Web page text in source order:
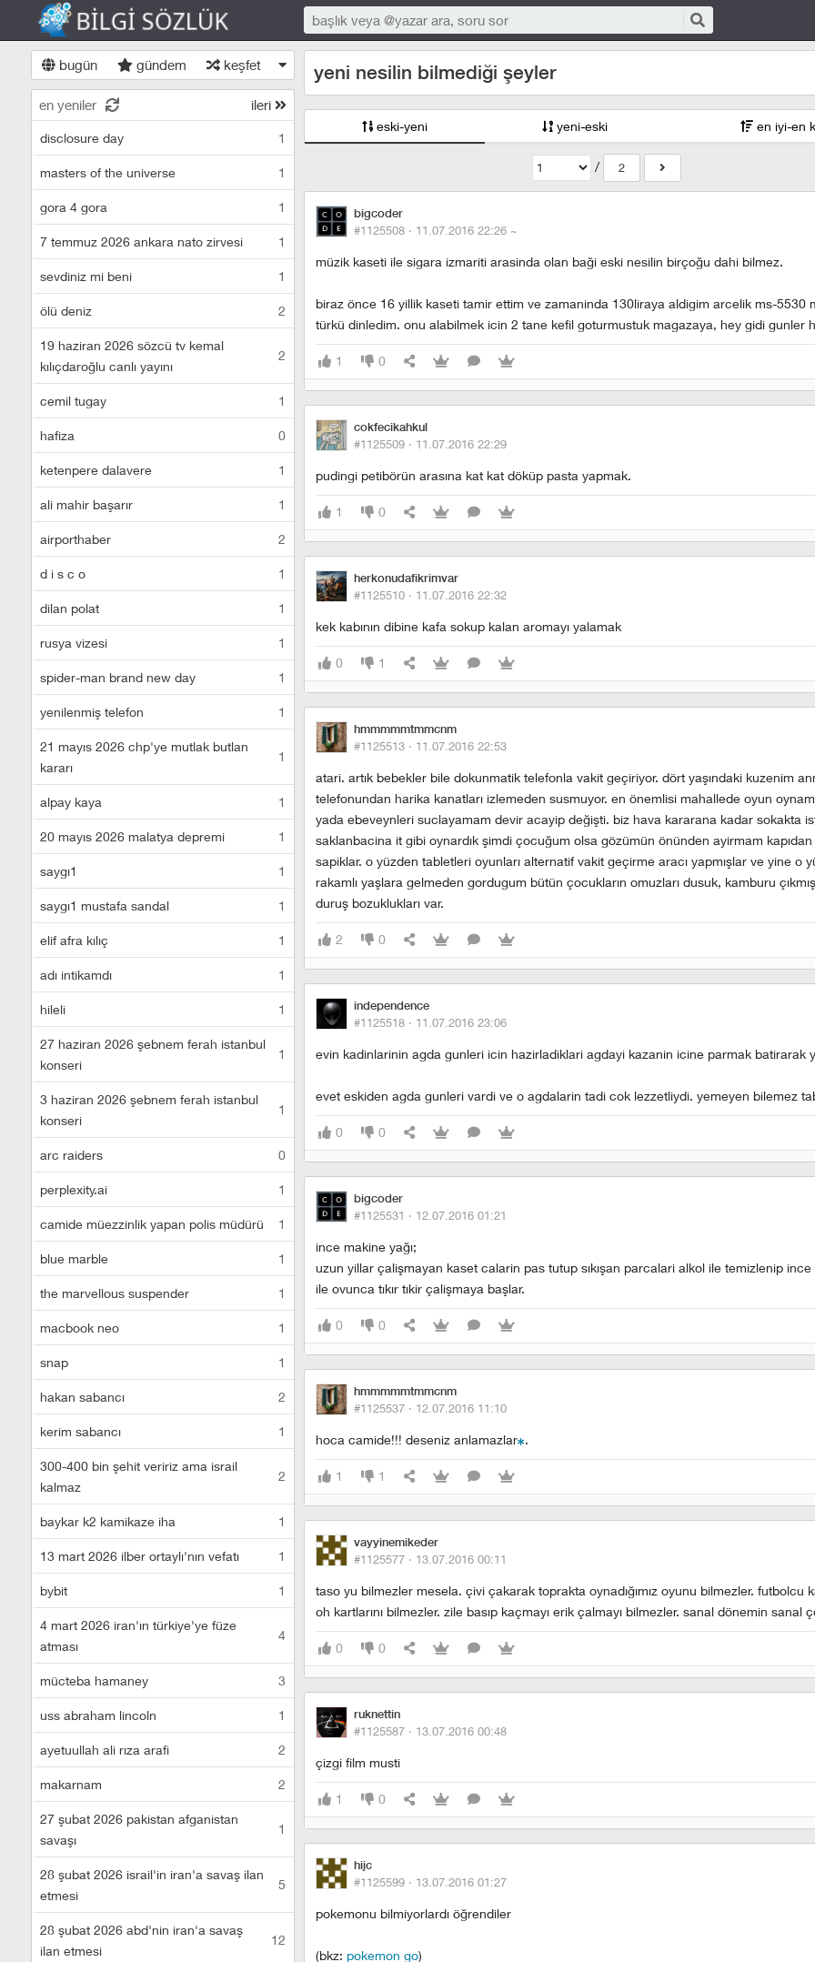
bugün gündem keşfet
en yeniler ileri
disclosure day 1
masters of the universe 1
gora 4 gora 1
7 temmuz 2026 ankara nato zirvesi 1
sevdiniz mi beni 1
ölü deniz 2
19 haziran 2026 sözcü tv kemal
kılıçdaroğlu canlı yayını
2
cemil tugay 1
hafiza 0
ketenpere dalavere 1
ali mahir başarır 1
airporthaber 2
d i s c o 1
dilan polat 1
rusya vizesi 1
spider-man brand new day 1
yenilenmiş telefon 1
21 mayıs 2026 chp'ye mutlak butlan
kararı
1
alpay kaya 1
20 mayıs 2026 malatya depremi 1
saygı1 1
saygı1 mustafa sandal 1
elif afra kılıç 1
adı intikamdı 1
hileli 1
27 haziran 2026 şebnem ferah istanbul
konseri
1
3 haziran 2026 şebnem ferah istanbul
konseri
1
arc raiders 0
perplexity.ai 1
camide müezzinlik yapan polis müdürü 1
blue marble 1
the marvellous suspender 1
macbook neo 1
snap 1
hakan sabancı 2
kerim sabancı 1
300-400 bin şehit veririz ama israil
kalmaz
2
baykar k2 kamikaze iha 1
13 mart 2026 ilber ortaylı'nın vefatı 1
bybit 1
4 mart 2026 iran'ın türkiye'ye füze
atması
4
mücteba hamaney 3
uss abraham lincoln 1
ayetuullah ali rıza arafi 2
makarnam 2
27 şubat 2026 pakistan afganistan
savaşı
1
28 şubat 2026 israil'in iran'a savaş ilan
etmesi
5
28 şubat 2026 abd'nin iran'a savaş
ilan etmesi
12
yeni nesilin bilmediği şeyler
eski-yeni yeni-eski en iyi-en
/ 2
bigcoder
#1125508 · 11.07.2016 22:26 ~
müzik kaseti ile sigara izmariti arasinda olan baği eski nesilin birçoğu dahi bilmez.
biraz önce 16 yillik kaseti tamir ettim ve zamaninda 130liraya aldigim arcelik ms-5530
türkü dinledim. onu alabilmek icin 2 tane kefil goturmustuk magazaya, hey gidi gunler
1 0
cokfecikahkul
#1125509 · 11.07.2016 22:29
pudingi petibörün arasına kat kat döküp pasta yapmak.
1 0
herkonudafikrimvar
#1125510 · 11.07.2016 22:32
kek kabının dibine kafa sokup kalan aromayı yalamak
0 1
hmmmmmtmmcnm
#1125513 · 11.07.2016 22:53
atari. artık bebekler bile dokunmatik telefonla vakit geçiriyor. dört yaşındaki kuzenim
telefonundan harika kanatları izlemeden susmuyor. en önemlisi mahallede oyun
yada ebeveynleri suclayamam devir acayip değişti. biz hava kararana kadar sokakta
saklanbacina it gibi oynardık şimdi çocuğum olsa gözümün önünden ayirmam
sapiklar. o yüzden tabletleri oyunları alternatif vakit geçirme aracı yapmışlar ve yine o
rakamlı yaşlara gelmeden gordugum bütün çocukların omuzları dusuk, kamburu
duruş bozuklukları var.
2 0
independence
#1125518 · 11.07.2016 23:06
evin kadinlarinin agda gunleri icin hazirladiklari agdayi kazanin icine parmak batirarak
evet eskiden agda gunleri vardi ve o agdalarin tadi cok lezzetliydi. yemeyen bilemez
0 0
bigcoder
#1125531 · 12.07.2016 01:21
ince makine yağı;
uzun yillar çalişmayan kaset calarin pas tutup sıkışan parcalari alkol ile temizlenip
ile ovunca tıkır tıkir çalişmaya başlar.
0 0
hmmmmmtmmcnm
#1125537 · 12.07.2016 11:10
hoca camide!!! deseniz anlamazlar .
1 1
vayyinemikeder
#1125577 · 13.07.2016 00:11
taso yu bilmezler mesela. çivi çakarak toprakta oynadığımız oyunu bilmezler. futbolcu
oh kartlarını bilmezler. zile basıp kaçmayı erik çalmayı bilmezler. sanal dönemin sanal
0 0
ruknettin
#1125587 · 13.07.2016 00:48
çizgi film musti
1 0
hijc
#1125599 · 13.07.2016 01:27
pokemonu bilmiyorlardı öğrendiler
(bkz: pokemon go)